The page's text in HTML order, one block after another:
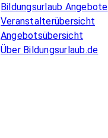
Bildungsurlaub Angebote
Veranstalterübersicht
Angebotsübersicht
Über Bildungsurlaub.de